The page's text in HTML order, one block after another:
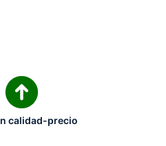
calidad-precio